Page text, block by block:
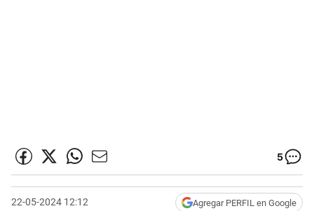
5
22-05-2024 12:12 Agregar PERFIL en Google